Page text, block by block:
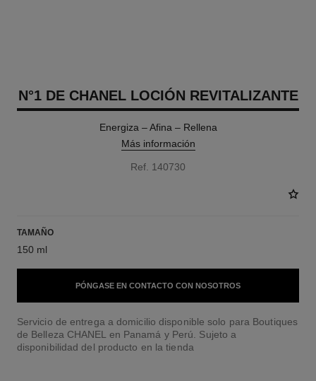
N°1 DE CHANEL LOCIÓN REVITALIZANTE
Energiza – Afina – Rellena
Más información
Ref. 140730
TAMAÑO
150 ml
PÓNGASE EN CONTACTO CON NOSOTROS
Servicio de entrega a domicilio disponible solo para Boutiques
de Belleza CHANEL en Panamá y Perú. Sujeto a
disponibilidad del producto en la tienda